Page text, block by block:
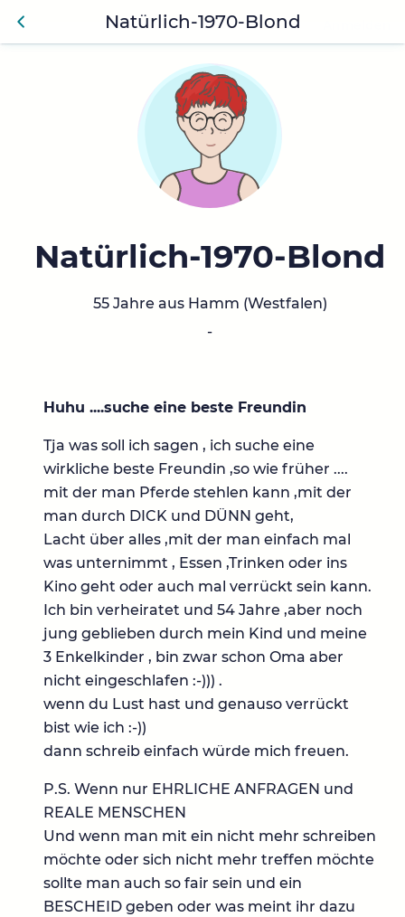
Zurü
Natürlich-1970-Blond
Natürlich-1970-Blond
55 Jahre aus Hamm (Westfalen)
-
Huhu ....suche eine beste Freundin
Tja was soll ich sagen , ich suche eine
wirkliche beste Freundin ,so wie früher ....
mit der man Pferde stehlen kann ,mit der
man durch DICK und DÜNN geht,
Lacht über alles ,mit der man einfach mal
was unternimmt , Essen ,Trinken oder ins
Kino geht oder auch mal verrückt sein kann.
Ich bin verheiratet und 54 Jahre ,aber noch
jung geblieben durch mein Kind und meine
3 Enkelkinder , bin zwar schon Oma aber
nicht eingeschlafen :-))) .
wenn du Lust hast und genauso verrückt
bist wie ich :-))
dann schreib einfach würde mich freuen.
P.S. Wenn nur EHRLICHE ANFRAGEN und
REALE MENSCHEN
Und wenn man mit ein nicht mehr schreiben
möchte oder sich nicht mehr treffen möchte
sollte man auch so fair sein und ein
BESCHEID geben oder was meint ihr dazu